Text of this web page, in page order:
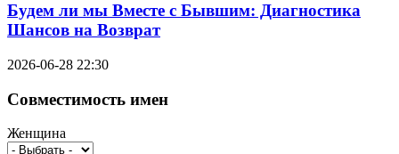
Будем ли мы Вместе с Бывшим: Диагностика
Шансов на Возврат
2026-06-28 22:30
Совместимость имен
Женщина